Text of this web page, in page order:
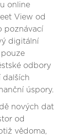
online
View od
poznávací
digitální
odbory
dalších
úspory.
nových dat
od
vědoma,